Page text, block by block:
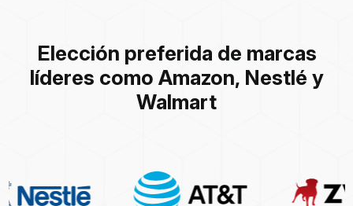
Elección preferida de marcas
líderes como Amazon, Nestlé y
Walmart